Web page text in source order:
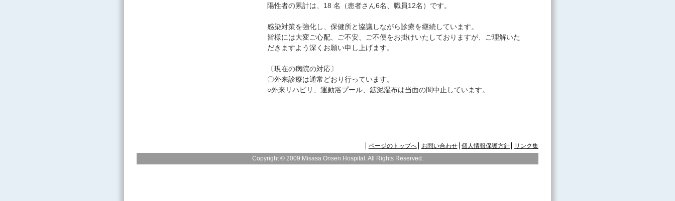
陽性者の累計は、18 名（患者さん6名、職員12名）です。
感染対策を強化し、保健所と協議しながら診療を継続しています。
皆様には大変ご心配、ご不安、ご不便をお掛けいたしておりますが、ご理解いた
だきますよう深くお願い申し上げます。
〔現在の病院の対応〕
〇外来診療は通常どおり行っています。
○外来リハビリ、運動浴プール、鉱泥湿布は当面の間中止しています。
ページのトップへ お問い合わせ 個人情報保護方針
リンク集
Copyright © 2009 Misasa Onsen Hospital. All Rights Reserved.